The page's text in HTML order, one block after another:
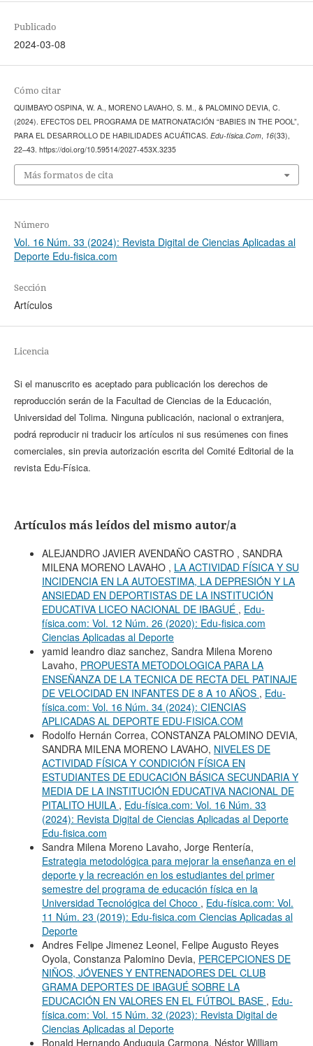
Publicado
2024-03-08
Cómo citar
QUIMBAYO OSPINA, W. A., MORENO LAVAHO, S. M., & PALOMINO DEVIA, C.
(2024). EFECTOS DEL PROGRAMA DE MATRONATACIÓN “BABIES IN THE POOL”,
PARA EL DESARROLLO DE HABILIDADES ACUÁTICAS. Edu-física.Com, 16(33),
22–43. https://doi.org/10.59514/2027-453X.3235
Más formatos de cita
Número
Vol. 16 Núm. 33 (2024): Revista Digital de Ciencias Aplicadas al
Deporte Edu-fisica.com
Sección
Artículos
Licencia
Si el manuscrito es aceptado para publicación los derechos de
reproducción serán de la Facultad de Ciencias de la Educación,
Universidad del Tolima. Ninguna publicación, nacional o extranjera,
podrá reproducir ni traducir los artículos ni sus resúmenes con fines
comerciales, sin previa autorización escrita del Comité Editorial de la
revista Edu-Física.
Artículos más leídos del mismo autor/a
ALEJANDRO JAVIER AVENDAÑO CASTRO , SANDRA
MILENA MORENO LAVAHO , LA ACTIVIDAD FÍSICA Y SU
INCIDENCIA EN LA AUTOESTIMA, LA DEPRESIÓN Y LA
ANSIEDAD EN DEPORTISTAS DE LA INSTITUCIÓN
EDUCATIVA LICEO NACIONAL DE IBAGUÉ , Edu-
física.com: Vol. 12 Núm. 26 (2020): Edu-fisica.com
Ciencias Aplicadas al Deporte
yamid leandro diaz sanchez, Sandra Milena Moreno
Lavaho, PROPUESTA METODOLOGICA PARA LA
ENSEÑANZA DE LA TECNICA DE RECTA DEL PATINAJE
DE VELOCIDAD EN INFANTES DE 8 A 10 AÑOS , Edu-
física.com: Vol. 16 Núm. 34 (2024): CIENCIAS
APLICADAS AL DEPORTE EDU-FISICA.COM
Rodolfo Hernán Correa, CONSTANZA PALOMINO DEVIA,
SANDRA MILENA MORENO LAVAHO, NIVELES DE
ACTIVIDAD FÍSICA Y CONDICIÓN FÍSICA EN
ESTUDIANTES DE EDUCACIÓN BÁSICA SECUNDARIA Y
MEDIA DE LA INSTITUCIÓN EDUCATIVA NACIONAL DE
PITALITO HUILA , Edu-física.com: Vol. 16 Núm. 33
(2024): Revista Digital de Ciencias Aplicadas al Deporte
Edu-fisica.com
Sandra Milena Moreno Lavaho, Jorge Rentería,
Estrategia metodológica para mejorar la enseñanza en el
deporte y la recreación en los estudiantes del primer
semestre del programa de educación física en la
Universidad Tecnológica del Choco , Edu-física.com: Vol.
11 Núm. 23 (2019): Edu-fisica.com Ciencias Aplicadas al
Deporte
Andres Felipe Jimenez Leonel, Felipe Augusto Reyes
Oyola, Constanza Palomino Devia, PERCEPCIONES DE
NIÑOS, JÓVENES Y ENTRENADORES DEL CLUB
GRAMA DEPORTES DE IBAGUÉ SOBRE LA
EDUCACIÓN EN VALORES EN EL FÚTBOL BASE , Edu-
física.com: Vol. 15 Núm. 32 (2023): Revista Digital de
Ciencias Aplicadas al Deporte
Ronald Hernando Anduquia Carmona, Néstor William